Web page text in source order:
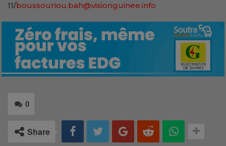
11/boussouriou.bah@visionguinee.info
0
Share